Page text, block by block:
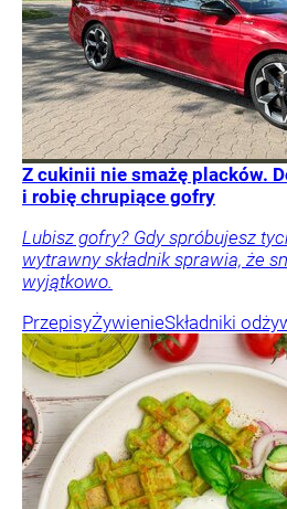
Z cukinii nie smażę placków.
i robię chrupiące gofry
Lubisz gofry? Gdy spróbujesz
wytrawny składnik sprawia, że
wyjątkowo.
PrzepisyŻywienieSkładniki